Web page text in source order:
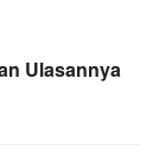
Ulasannya